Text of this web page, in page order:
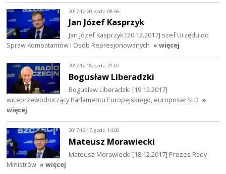
2017-12-20, godz. 08:56
Jan Józef Kasprzyk
Jan Józef Kasprzyk [20.12.2017] szef Urzędu do
Spraw Kombatantów i Osób Represjonowanych » więcej
2017-12-18, godz. 21:07
Bogusław Liberadzki
Bogusław Liberadzki [19.12.2017]
wiceprzewodniczący Parlamentu Europejskiego, europoseł SLD »
więcej
2017-12-17, godz. 14:00
Mateusz Morawiecki
Mateusz Morawiecki [18.12.2017] Prezes Rady
Ministrów » więcej